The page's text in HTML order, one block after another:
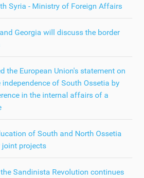
Syria - Ministry of Foreign Affairs
Georgia will discuss the border
the European Union's statement on
of South Ossetia by
in the internal affairs of a
of South and North Ossetia
joint projects
Sandinista Revolution continues